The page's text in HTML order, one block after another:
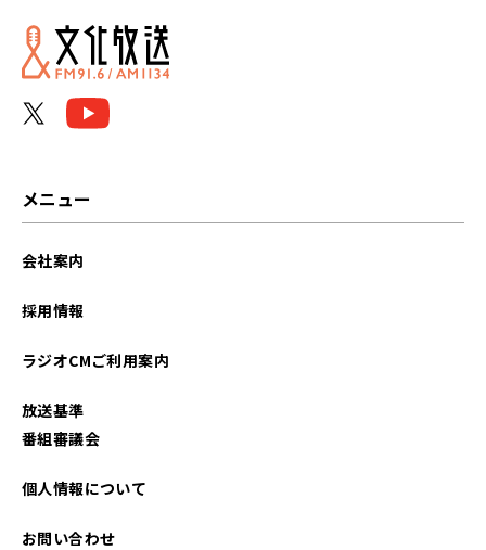
2026年02月
2025年05月
メニュー
会社案内
採用情報
ラジオCMご利用案内
放送基準
番組審議会
個人情報について
お問い合わせ